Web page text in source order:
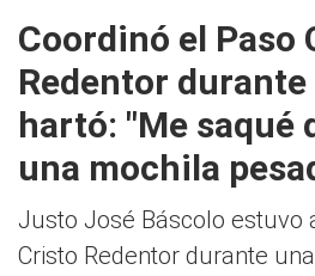
Coordinó el Paso
Redentor durante
hartó: "Me saqué
una mochila
Justo José Báscolo estuvo
Cristo Redentor durante